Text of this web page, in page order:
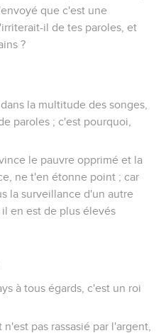
que c'est une
il de tes paroles, et
?
la multitude des songes,
paroles ; c'est pourquoi,
le pauvre opprimé et la
ne t'en étonne point ; car
la surveillance d'un autre
en est de plus élevés
à tous égards, c'est un roi
pas rassasié par l'argent,